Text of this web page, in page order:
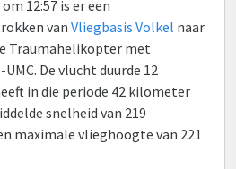
12:57 is er een
van Vliegbasis Volkel naar
Traumahelikopter met
De vlucht duurde 12
in die periode 42 kilometer
snelheid van 219
maximale vlieghoogte van 221